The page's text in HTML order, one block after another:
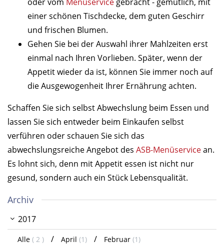
einer schönen Tischdecke, dem guten Geschirr
und frischen Blumen.
Gehen Sie bei der Auswahl ihrer Mahlzeiten erst
einmal nach Ihren Vorlieben. Später, wenn der
Appetit wieder da ist, können Sie immer noch auf
die Ausgewogenheit Ihrer Ernährung achten.
Schaffen Sie sich selbst Abwechslung beim Essen und
lassen Sie sich entweder beim Einkaufen selbst
verführen oder schauen Sie sich das
abwechslungsreiche Angebot des ASB-Menüservicean.
Es lohnt sich, denn mit Appetit essen ist nicht nur
gesund, sondern auch ein Stück Lebensqualität.
Archiv
2017
Alle ( 2 ) April (1) Februar (1)